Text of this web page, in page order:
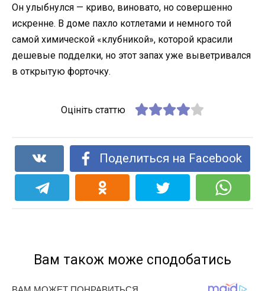
Он улыбнулся — криво, виновато, но совершенно
искренне. В доме пахло котлетами и немного той
самой химической «клубникой», которой красили
дешевые подделки, но этот запах уже выветривался
в открытую форточку.
Оцініть статтю
Поделиться на Facebook
Вам також може сподобатись